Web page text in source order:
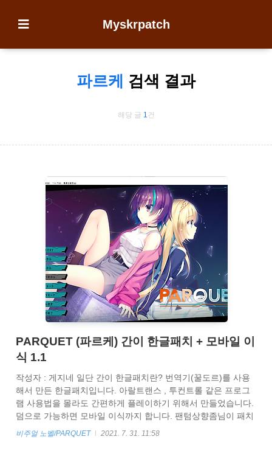
Myskrpatch
파르케 검색 결과
해당 글 1건
PARQUET (파르케) 간이 한글패치 + 모바일 이
식 1.1
작성자 : 게지네 일단 간이 한글패치란? 번역기(꿀도르)를 사용
해서 만든 한글패치입니다. 아랄트랜스 , 투컨트롤 같은 프로그
램 사용법을 몰라도 간편하게 플레이하기 위해서 만들었습니다.
덤으로 가능하면 모바일 이식까지 합니다. 팬텀상향좀님이 패치
제작에 도움을 주셨습니다. DLsite용 PARQUET 게임 이외에는
비주얼 노벨/PARQUET 2021. 7. 31. 11:58